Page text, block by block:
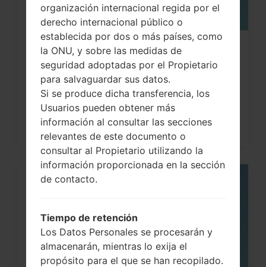
¿Cómo restablecer datos de fábrica
a través del código...
organización internacional regida por el
derecho internacional público o
establecida por dos o más países, como
la ONU, y sobre las medidas de
seguridad adoptadas por el Propietario
para salvaguardar sus datos.
Si se produce dicha transferencia, los
Usuarios pueden obtener más
información al consultar las secciones
relevantes de este documento o
consultar al Propietario utilizando la
información proporcionada en la sección
de contacto.
Tiempo de retención
Los Datos Personales se procesarán y
almacenarán, mientras lo exija el
propósito para el que se han recopilado.